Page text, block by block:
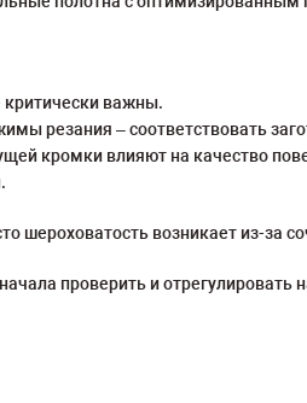
критически важны.
резания – соответствовать
кромки влияют на качество
шероховатость возникает из-за
проверить и отрегулировать